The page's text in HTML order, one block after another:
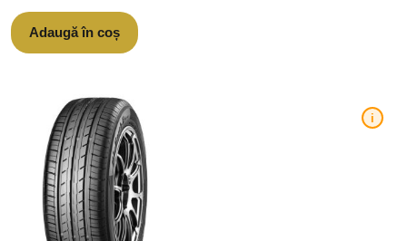
Adaugă în coș
i